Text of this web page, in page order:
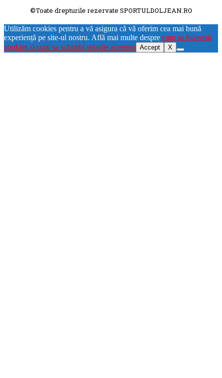
©Toate drepturile rezervate SPORTULDOLJEAN.RO
Utilizăm cookies pentru a vă asigura că vă oferim cea mai bună
experiență pe site-ul nostru. Află mai multe despre cum sa folosesti
cookies si cum sa schimbi setarile acestora Accept X